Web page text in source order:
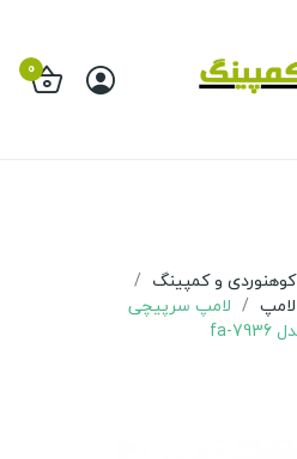
0
کوهنوردی و کمپینگ
لامپ
لامپ سرپیچی